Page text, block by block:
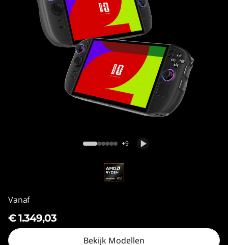
+9
Vanaf
€ 1.349,03
Bekijk Modellen